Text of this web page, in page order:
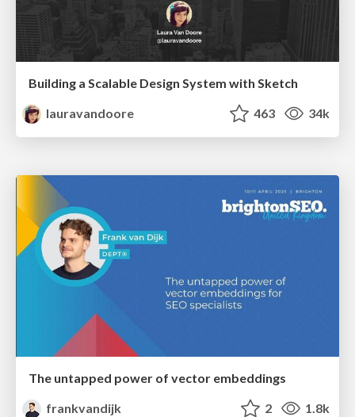
Building a Scalable Design System with Sketch
lauravandoore
463 34k
The untapped power of vector embeddings
frankvandijk
2 1.8k